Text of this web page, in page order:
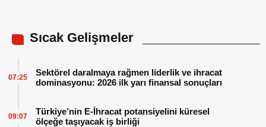
Sıcak Gelişmeler
Sektörel daralmaya rağmen liderlik ve ihracat
dominasyonu: 2026 ilk yarı finansal sonuçları
07:25
Türkiye’nin E-İhracat potansiyelini küresel
ölçeğe taşıyacak iş birliği
09:07